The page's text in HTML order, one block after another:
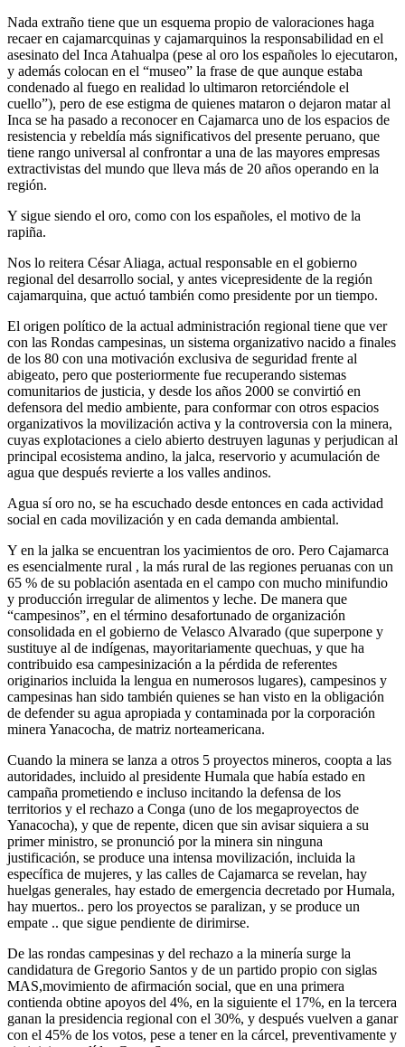
Nada extraño tiene que un esquema propio de valoraciones haga
recaer en cajamarcquinas y cajamarquinos la responsabilidad en el
asesinato del Inca Atahualpa (pese al oro los españoles lo ejecutaron,
y además colocan en el “museo” la frase de que aunque estaba
condenado al fuego en realidad lo ultimaron retorciéndole el
cuello”), pero de ese estigma de quienes mataron o dejaron matar al
Inca se ha pasado a reconocer en Cajamarca uno de los espacios de
resistencia y rebeldía más significativos del presente peruano, que
tiene rango universal al confrontar a una de las mayores empresas
extractivistas del mundo que lleva más de 20 años operando en la
región.
Y sigue siendo el oro, como con los españoles, el motivo de la
rapiña.
Nos lo reitera César Aliaga, actual responsable en el gobierno
regional del desarrollo social, y antes vicepresidente de la región
cajamarquina, que actuó también como presidente por un tiempo.
El origen político de la actual administración regional tiene que ver
con las Rondas campesinas, un sistema organizativo nacido a finales
de los 80 con una motivación exclusiva de seguridad frente al
abigeato, pero que posteriormente fue recuperando sistemas
comunitarios de justicia, y desde los años 2000 se convirtió en
defensora del medio ambiente, para conformar con otros espacios
organizativos la movilización activa y la controversia con la minera,
cuyas explotaciones a cielo abierto destruyen lagunas y perjudican al
principal ecosistema andino, la jalca, reservorio y acumulación de
agua que después revierte a los valles andinos.
Agua sí oro no, se ha escuchado desde entonces en cada actividad
social en cada movilización y en cada demanda ambiental.
Y en la jalka se encuentran los yacimientos de oro. Pero Cajamarca
es esencialmente rural , la más rural de las regiones peruanas con un
65 % de su población asentada en el campo con mucho minifundio
y producción irregular de alimentos y leche. De manera que
“campesinos”, en el término desafortunado de organización
consolidada en el gobierno de Velasco Alvarado (que superpone y
sustituye al de indígenas, mayoritariamente quechuas, y que ha
contribuido esa campesinización a la pérdida de referentes
originarios incluida la lengua en numerosos lugares), campesinos y
campesinas han sido también quienes se han visto en la obligación
de defender su agua apropiada y contaminada por la corporación
minera Yanacocha, de matriz norteamericana.
Cuando la minera se lanza a otros 5 proyectos mineros, coopta a las
autoridades, incluido al presidente Humala que había estado en
campaña prometiendo e incluso incitando la defensa de los
territorios y el rechazo a Conga (uno de los megaproyectos de
Yanacocha), y que de repente, dicen que sin avisar siquiera a su
primer ministro, se pronunció por la minera sin ninguna
justificación, se produce una intensa movilización, incluida la
específica de mujeres, y las calles de Cajamarca se revelan, hay
huelgas generales, hay estado de emergencia decretado por Humala,
hay muertos.. pero los proyectos se paralizan, y se produce un
empate .. que sigue pendiente de dirimirse.
De las rondas campesinas y del rechazo a la minería surge la
candidatura de Gregorio Santos y de un partido propio con siglas
MAS,movimiento de afirmación social, que en una primera
contienda obtine apoyos del 4%, en la siguiente el 17%, en la tercera
ganan la presidencia regional con el 30%, y después vuelven a ganar
con el 45% de los votos, pese a tener en la cárcel, preventivamente y